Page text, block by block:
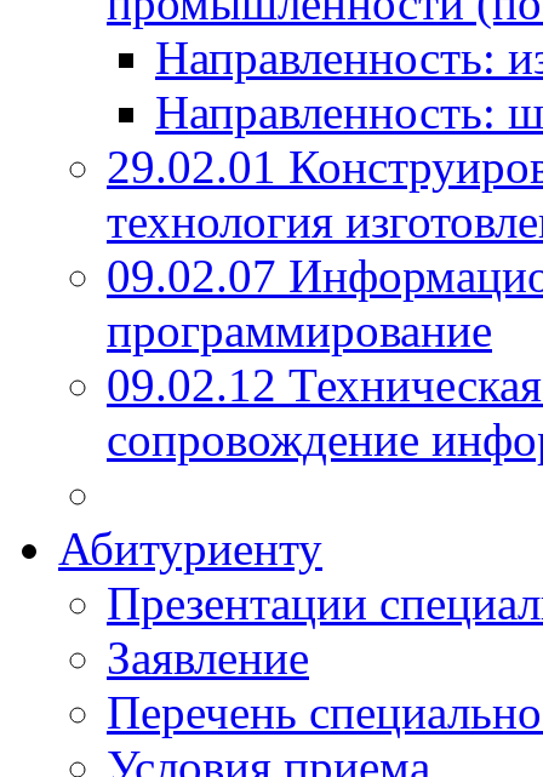
Направленность:
Направленность:
29.02.01
технология
09.02.07
программирование
09.02.12
сопровождение
Абитуриенту
Презентации
Заявление
Перечень